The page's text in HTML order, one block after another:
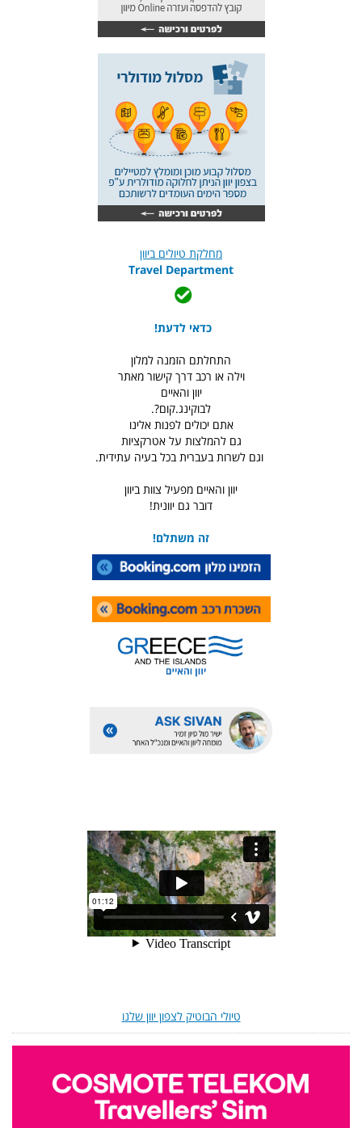
מחלקת טיולים ביוון
Travel Department
כדאי לדעת!
התחלתם הזמנה למלון
וילה או רכב דרך קישור מאתר
יוון והאיים
לבוקינג.קום?.
אתם יכולים לפנות אלינו
גם להמלצות על אטרקציות
וגם לשרות בעברית בכל בעיה עתידית.
יוון והאיים מפעיל צוות ביוון
דובר גם יוונית!
זה משתלם!
טיולי הבוטיק לצפון יוון שלנו